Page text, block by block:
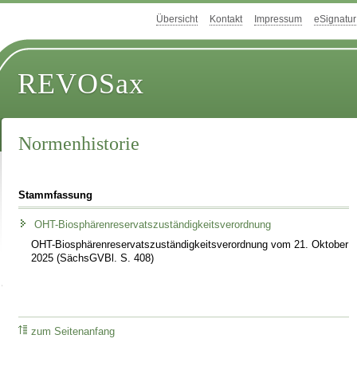
Übersicht Kontakt Impressum eSignatur
REVOSax
Normenhistorie
Stammfassung
OHT-Biosphärenreservatszuständigkeitsverordnung
OHT-Biosphärenreservatszuständigkeitsverordnung vom 21. Oktober
2025 (SächsGVBl. S. 408)
zum Seitenanfang